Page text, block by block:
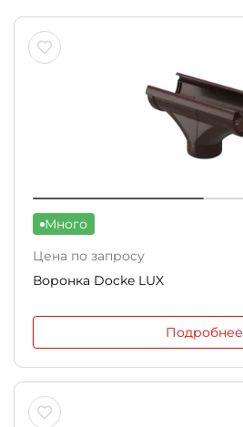
Много
Цена по запросу
Воронка Docke LUX
Подробнее